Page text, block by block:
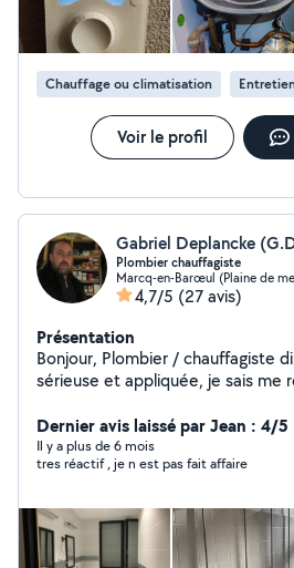
Chauffage ou climatisation
Voir le profil
Gabriel Deplancke
Plombier chauffagiste
Marcq-en-Barœul (Plaine de
4,7/5 (27 avis)
Présentation
Bonjour, Plombier / chauffagiste diplômé Personne
sérieuse et appliquée, je sais me
services pour : -création ou
(sanitaire ou chauffage) -
cumulus, chaudière -création ou embellissement salle
canalisation -remplacement WC Devis gratuit et
garantie décennales Au
Dernier avis laissé par Jean : 4/5
Il y a plus de 6 mois
tres réactif , je n est pas fait affaire